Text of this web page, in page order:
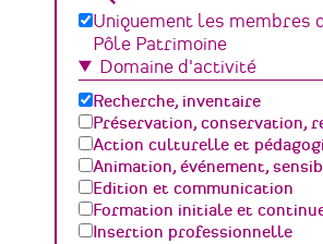
clésUniquement les membres
Pôle Patrimoine
Domaine d'activité
Recherche, inventaire
Préservation, conservation,
Action culturelle et
Animation, événement,
Edition et communication
Formation initiale et
Insertion professionnelle